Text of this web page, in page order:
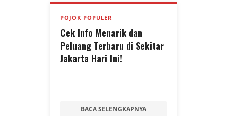
POJOK POPULER
Cek Info Menarik dan
Peluang Terbaru di Sekitar
Jakarta Hari Ini!
BACA SELENGKAPNYA